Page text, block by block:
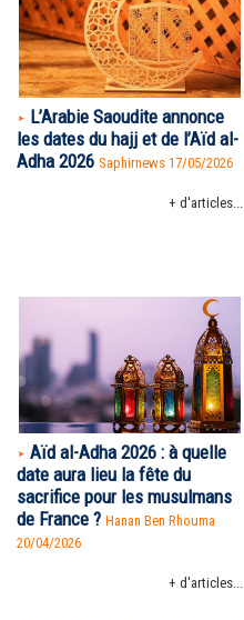
L’Arabie Saoudite annonce
les dates du hajj et de l’Aïd al-
Adha 2026 Saphirnews 17/05/2026
+ d'articles...
Aïd al-Adha 2026 : à quelle
date aura lieu la fête du
sacrifice pour les musulmans
de France ? Hanan Ben Rhouma
20/04/2026
+ d'articles...